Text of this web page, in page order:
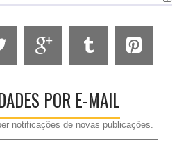
POR E-MAIL
notificações de novas publicações.